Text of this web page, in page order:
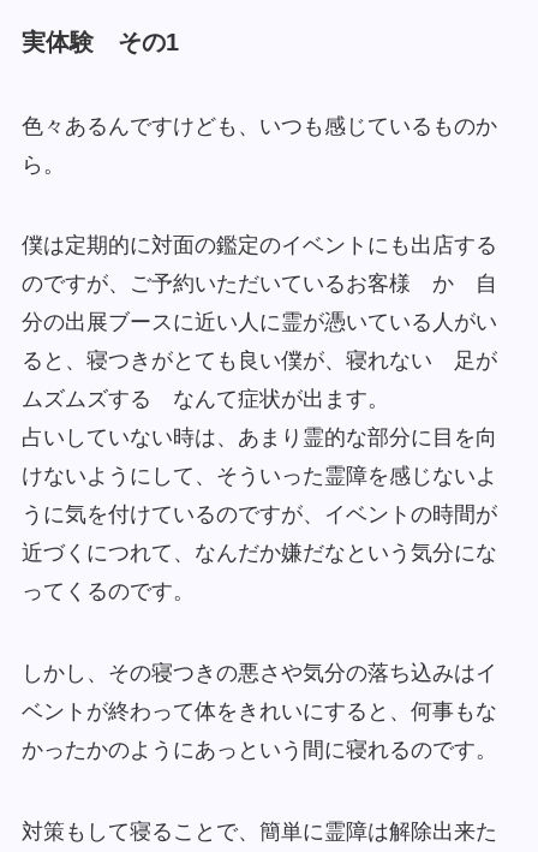
実体験 その1
色々あるんですけども、いつも感じているものか
ら。
僕は定期的に対面の鑑定のイベントにも出店する
のですが、ご予約いただいているお客様 か 自
分の出展ブースに近い人に霊が憑いている人がい
ると、寝つきがとても良い僕が、寝れない 足が
ムズムズする なんて症状が出ます。
占いしていない時は、あまり霊的な部分に目を向
けないようにして、そういった霊障を感じないよ
うに気を付けているのですが、イベントの時間が
近づくにつれて、なんだか嫌だなという気分にな
ってくるのです。
しかし、その寝つきの悪さや気分の落ち込みはイ
ベントが終わって体をきれいにすると、何事もな
かったかのようにあっという間に寝れるのです。
対策もして寝ることで、簡単に霊障は解除出来た